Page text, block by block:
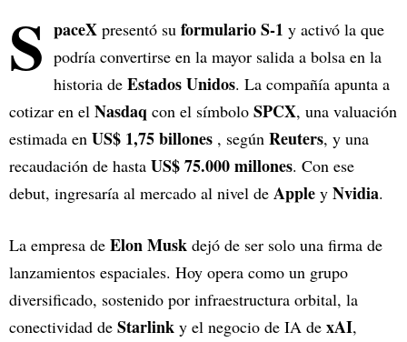
S paceX presentó su formulario S-1 y activó la que
podría convertirse en la mayor salida a bolsa en la
historia de Estados Unidos. La compañía apunta a
cotizar en el Nasdaq con el símbolo SPCX, una valuación
estimada en US$ 1,75 billones , según Reuters, y una
recaudación de hasta US$ 75.000 millones. Con ese
debut, ingresaría al mercado al nivel de Apple y Nvidia.
La empresa de Elon Musk dejó de ser solo una firma de
lanzamientos espaciales. Hoy opera como un grupo
diversificado, sostenido por infraestructura orbital, la
conectividad de Starlink y el negocio de IA de xAI,